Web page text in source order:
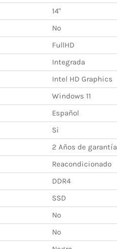
14"
No
FullHD
Integrada
Intel HD Graphics
Windows 11
Español
Si
2 Años de garantía
Reacondicionado
DDR4
SSD
No
No